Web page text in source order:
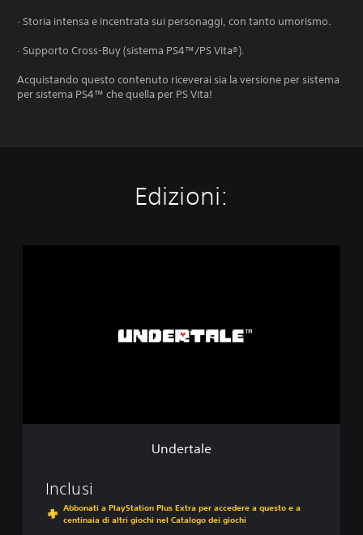
· Storia intensa e incentrata sui personaggi, con tanto umorismo.
· Supporto Cross-Buy (sistema PS4™/PS Vita®).
Acquistando questo contenuto riceverai sia la versione per sistema
per sistema PS4™ che quella per PS Vita!
Edizioni:
Undertale
Inclusi
Abbonati a PlayStation Plus Extra per accedere a questo e a
centinaia di altri giochi nel Catalogo dei giochi